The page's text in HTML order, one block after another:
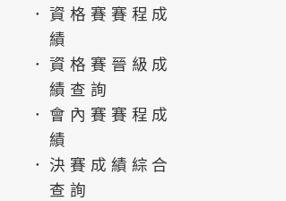
．資格賽賽程成
績
．資格賽晉級成
績查詢
．會內賽賽程成
績
．決賽成績綜合
查詢